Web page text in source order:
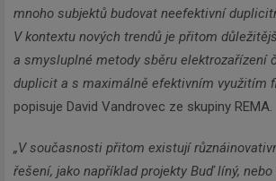
mnoho subjektů budovat neefektivní
V kontextu nových trendů je přitom
a smysluplné metody sběru elektrozařízení
duplicit a s maximálně efektivním využitím
popisuje David Vandrovec ze skupiny REMA.
„V současnosti přitom existují různá
řešení, jako například projekty Buď líný,